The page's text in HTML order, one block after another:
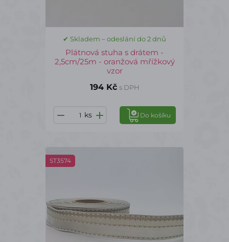
✔ Skladem – odeslání do 2 dnů
Plátnová stuha s drátem -
2,5cm/25m - oranžová mřížkový
vzor
194 Kč s DPH
ks Do košíku
ST3574